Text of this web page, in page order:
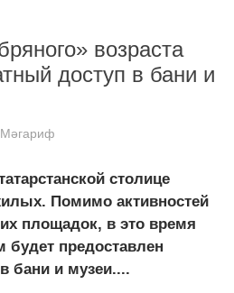
возраста
доступ в бани и
Мәгариф
столице
Помимо активностей
площадок, в это время
предоставлен
бани и музеи....